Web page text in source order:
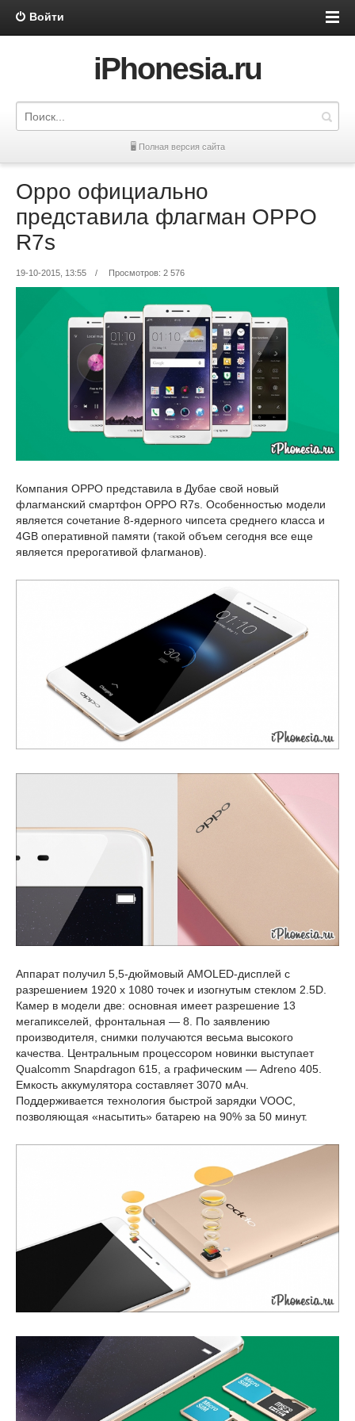
Войти
iPhonesia.ru
🖥 Полная версия сайта
Oppo официально
представила флагман OPPO
R7s
19-10-2015, 13:55 / Просмотров: 2 576
Компания OPPO представила в Дубае свой новый
флагманский смартфон OPPO R7s. Особенностью модели
является сочетание 8-ядерного чипсета среднего класса и
4GB оперативной памяти (такой объем сегодня все еще
является прерогативой флагманов).
Аппарат получил 5,5-дюймовый AMOLED-дисплей с
разрешением 1920 x 1080 точек и изогнутым стеклом 2.5D.
Камер в модели две: основная имеет разрешение 13
мегапикселей, фронтальная — 8. По заявлению
производителя, снимки получаются весьма высокого
качества. Центральным процессором новинки выступает
Qualcomm Snapdragon 615, а графическим — Adreno 405.
Емкость аккумулятора составляет 3070 мАч.
Поддерживается технология быстрой зарядки VOOC,
позволяющая «насытить» батарею на 90% за 50 минут.